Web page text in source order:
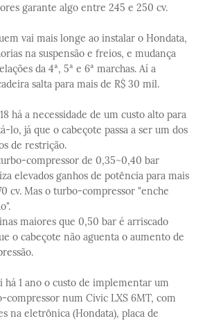
garante algo entre 245 e 250 cv.
vai mais longe ao instalar o Hondata,
na suspensão e freios, e mudança
da 4ª, 5ª e 6ª marchas. Aí a
salta para mais de R$ 30 mil.
há a necessidade de um custo alto para
lo, já que o cabeçote passa a ser um dos
de restrição.
compressor de 0,35~0,40 bar
elevados ganhos de potência para mais
cv. Mas o turbo-compressor "enche
maiores que 0,50 bar é arriscado
o cabeçote não aguenta o aumento de
há 1 ano o custo de implementar um
compressor num Civic LXS 6MT, com
na eletrônica (Hondata), placa de